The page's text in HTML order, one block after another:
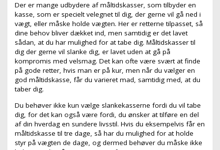
Der er mange udbydere af måltidskasser, som tilbyder en
kasse, som er specielt velegnet til dig, der gerne vil gå ned i
vægt, eller måske holde vægten. Her er retterne tilpasset, så
dine behov bliver dækket ind, men samtidig er det lavet
sådan, at du har mulighed for at tabe dig. Måltidskasser til
dig der gerne vil slanke dig, er lavet uden at gå på
kompromis med velsmag. Det kan ofte være svært at finde
på gode retter, hvis man er på kur, men når du vælger en
god måltidskasse, får du varieret mad, samtidig med, at du
taber dig.
Du behøver ikke kun vælge slankekasserne fordi du vil tabe
dig, for det kan også være fordi, du ønsker at tilføre en del
af din hverdag en sundere livsstil. Hvis du eksempelvis får en
måltidskasse til tre dage, så har du mulighed for at holde
styr på vægten de dage, og dermed behøver du måske ikke